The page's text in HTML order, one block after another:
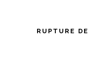
RUPTURE